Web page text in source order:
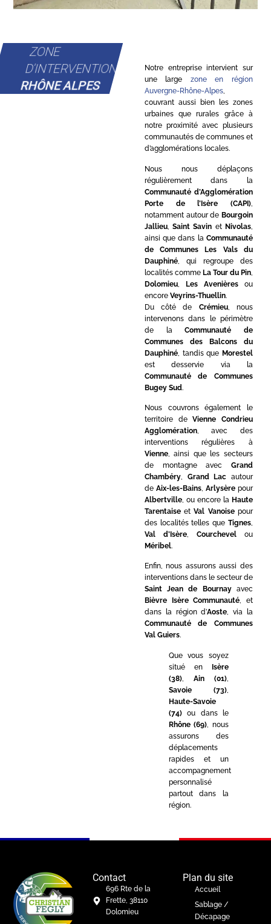
ZONE
D'INTERVENTION
RHÔNE ALPES
Notre entreprise intervient sur
une large zone en région
Auvergne-Rhône-Alpes,
couvrant aussi bien les zones
urbaines que rurales grâce à
notre proximité avec plusieurs
communautés de communes et
d’agglomérations locales.
Nous nous déplaçons
régulièrement dans la
Communauté d’Agglomération
Porte de l’Isère (CAPI)
notamment autour de Bourgoin
Jallieu,Saint Savin et Nivolas
ainsi que dans la Communauté
de Communes Les Vals du
Dauphiné, qui regroupe des
localités comme La Tour du Pin
Dolomieu, Les Avenièresou
encore Veyrins-Thuellin.
Du côté de Crémieu, nous
intervenons dans le périmètre
de laCommunauté de
Communes des Balcons du
Dauphiné, tandis que Morestel
est desservie via la
Communauté de Communes
Bugey Sud.
Nous couvrons également le
territoire deVienne Condrieu
Agglomération, avec des
interventions régulières à
Vienne, ainsi que les secteurs
de montagne avec Grand
Chambéry, Grand Lac autour
de Aix-les-Bains, Arlysèrepour
Albertville, ou encore la Haute
TarentaiseetVal Vanoisepour
des localités telles que Tignes,
Val d’Isère, Courchevelou
Méribel.
Enfin, nous assurons aussi des
interventions dans le secteur de
Saint Jean de Bournayavec
Bièvre Isère Communauté, et
dans la région d’Aoste, via la
Communauté de Communes
Val Guiers.
Que vous soyez
situé en Isère
(38), Ain (01)
Savoie (73)
Haute-Savoie
(74)ou dans le
Rhône (69) , nous
assurons des
déplacements
rapides et un
accompagnement
personnalisé
partout dans la
région.
Contact
696 Rte de la
Frette, 38110
Dolomieu
Plan du site
Accueil
Sablage /
Décapage